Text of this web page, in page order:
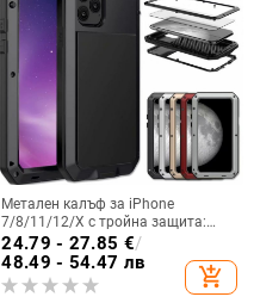
Метален калъф за iPhone
7/8/11/12/X с тройна защита:
удароустойчив, прахоустойчив и
запечатан
24.79 - 27.85 €/
48.49 - 54.47 лв
add_shopping_cart